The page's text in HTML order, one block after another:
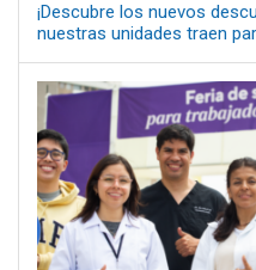
¡Descubre los nuevos
nuestras unidades traen